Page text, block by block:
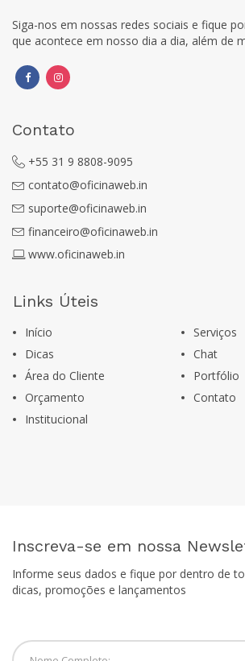
Siga-nos em nossas redes sociais e fique
que acontece em nosso dia a dia, além de
Contato
+55 31 9 8808-9095
contato@oficinaweb.in
suporte@oficinaweb.in
financeiro@oficinaweb.in
www.oficinaweb.in
Links Úteis
Início
Serviços
Dicas
Chat
Área do Cliente
Portfólio
Orçamento
Contato
Institucional
Inscreva-se em nossa
Informe seus dados e fique por dentro de
dicas, promoções e lançamentos